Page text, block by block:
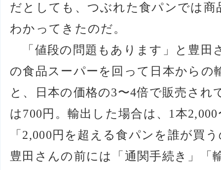
だとしても、つぶれた食パンでは
わかってきたのだ。
「値段の問題もあります」と豊田
の食品スーパーを回って日本からの
と、日本の価格の3〜4倍で販売され
は700円。輸出した場合は、1本
「2,000円を超える食パンを誰が買
豊田さんの前には「通関手続き」「